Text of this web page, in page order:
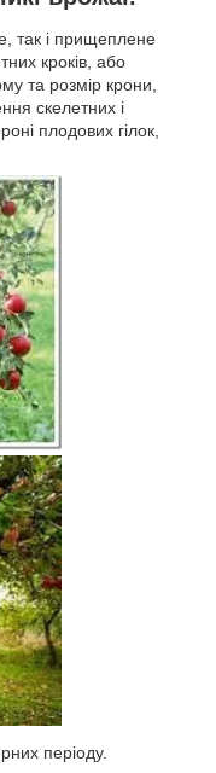
так і прищеплене
кроків, або
та розмір крони,
скелетних і
плодових гілок,
періоду.